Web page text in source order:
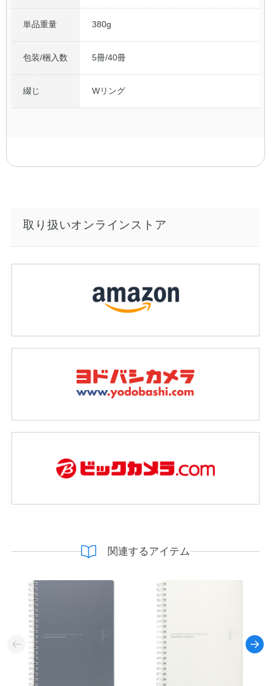
単品重量 380g
包装/梱入数 5冊/40冊
綴じ Wリング
取り扱いオンラインストア
関連するアイテム